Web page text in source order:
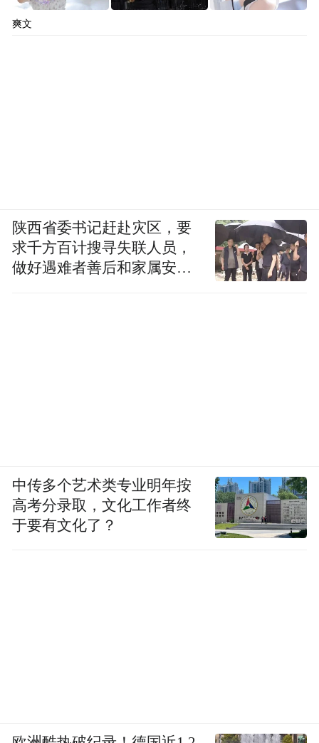
爽文
陕西省委书记赶赴灾区，要
求千方百计搜寻失联人员，
做好遇难者善后和家属安抚
中传多个艺术类专业明年按
高考分录取，文化工作者终
于要有文化了？